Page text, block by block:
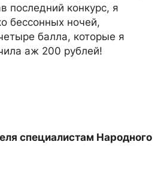
последний конкурс, я
бессонных ночей,
балла, которые я
аж 200 рублей!
специалистам Народного